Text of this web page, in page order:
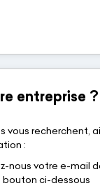
entreprise ?
vous recherchent,
:
nous votre e-mail
bouton ci-dessous